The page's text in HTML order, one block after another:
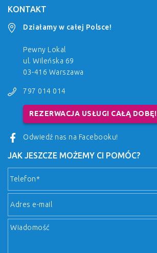
KONTAKT
Działamy w całej Polsce!
Pewny Lokal
ul. Wileńska 69
03-416 Warszawa
797 014 014
REZERWACJA USŁUGI CAŁĄ DOBĘ!
Odwiedź nas na Facebooku!
JAK JESZCZE MOŻEMY CI POMÓC?